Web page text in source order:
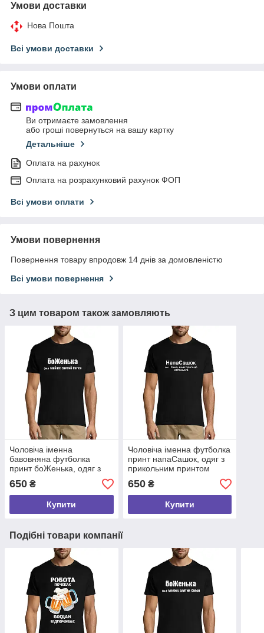
Умови доставки
Нова Пошта
Всі умови доставки
Умови оплати
Ви отримаєте замовлення
або гроші повернуться на вашу картку
Детальніше
Оплата на рахунок
Оплата на розрахунковий рахунок ФОП
Всі умови оплати
Умови повернення
Повернення товару впродовж 14 днів за домовленістю
Всі умови повернення
З цим товаром також замовляють
Чоловіча іменна
бавовняна футболка
принт боЖенька, одяг з
розмір S
650 ₴
Купити
Чоловіча іменна футболка
принт напаСашок, одяг з
прикольним принтом
650₴
Купити
Подібні товари компанії